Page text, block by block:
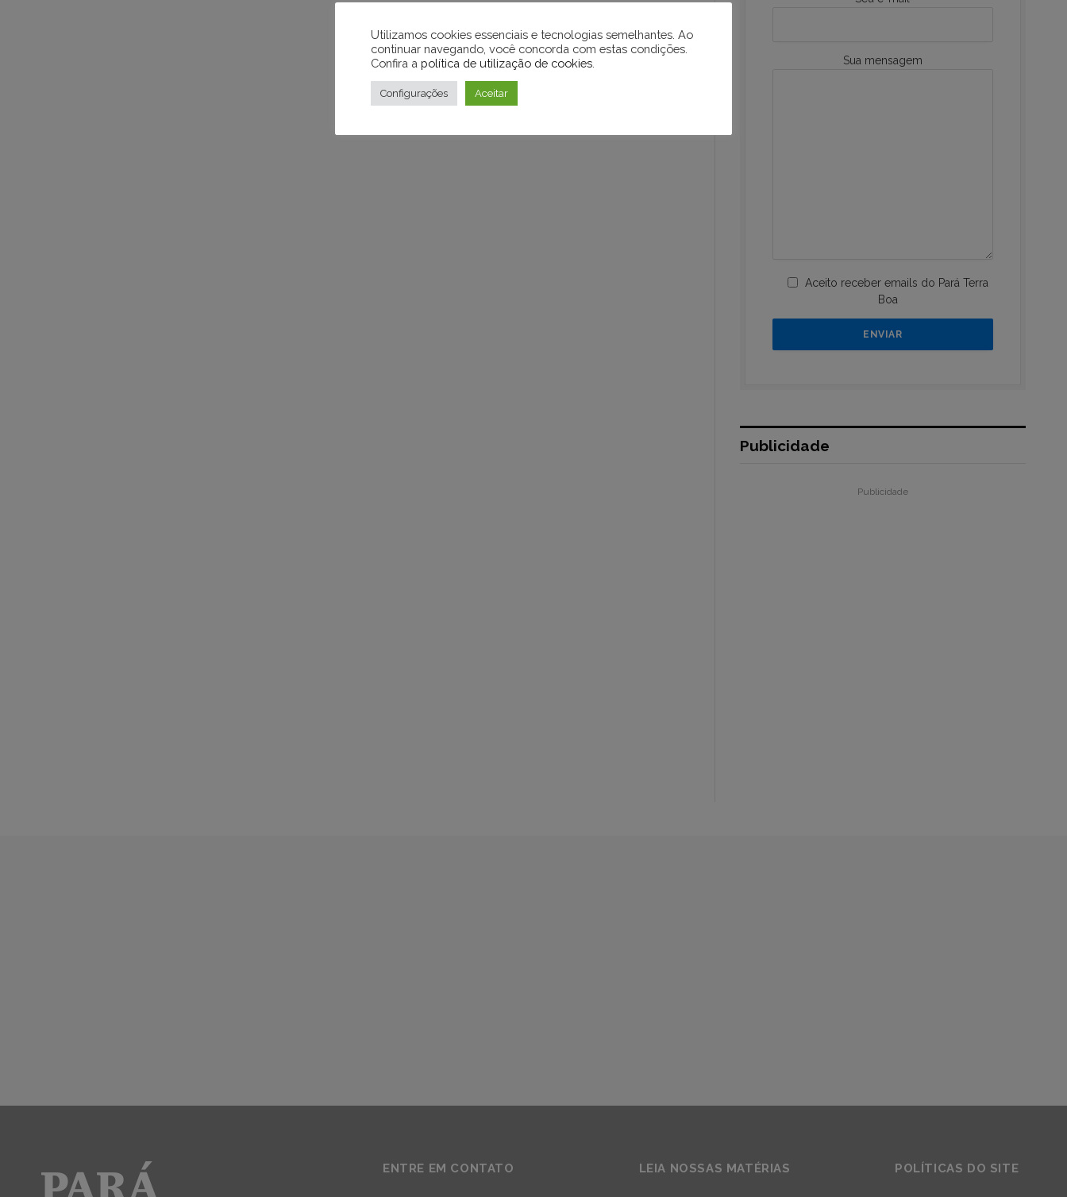
Sua mensagem
Aceito receber emails do Pará Terra
Boa
Publicidade
Publicidade
ENTRE EM CONTATO LEIA NOSSAS MATÉRIAS POLÍTICAS DO SITE
Utilizamos cookies essenciais e tecnologias semelhantes. Ao
continuar navegando, você concorda com estas condições.
Confira a política de utilização de cookies
Configurações Aceitar